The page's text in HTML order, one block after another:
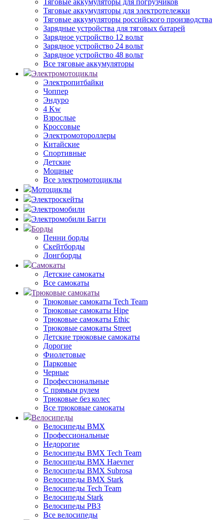
Тяговые аккумуляторы для погрузчиков
Тяговые аккумуляторы для электротележки
Тяговые аккумуляторы российского производства
Зарядные устройства для тяговых батарей
Зарядное устройство 12 вольт
Зарядное устройство 24 вольт
Зарядное устройство 48 вольт
Все тяговые аккумуляторы
Электромотоциклы
Электропитбайки
Чоппер
Эндуро
4 Kw
Взрослые
Кроссовые
Электромотороллеры
Китайские
Спортивные
Детские
Мощные
Все электромотоциклы
Мотоциклы
Электроскейты
Электромобили
Электромобили Багги
Борды
Пенни борды
Скейтборды
Лонгборды
Самокаты
Детские самокаты
Все самокаты
Трюковые самокаты
Трюковые самокаты Tech Team
Трюковые самокаты Hipe
Трюковые самокаты Ethic
Трюковые самокаты Street
Детские трюковые самокаты
Дорогие
Фиолетовые
Парковые
Черные
Профессиональные
С прямым рулем
Трюковые без колес
Все трюковые самокаты
Велосипеды
Велосипеды BMX
Профессиональные
Недорогие
Велосипеды BMX Tech Team
Велосипеды BMX Haevner
Велосипеды BMX Subrosa
Велосипеды BMX Stark
Велосипеды Tech Team
Велосипеды Stark
Велосипеды РВЗ
Все велосипеды